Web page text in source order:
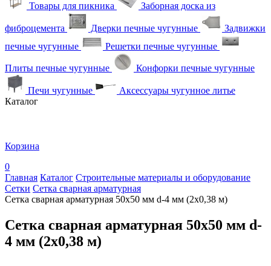
Товары для пикника
Заборная доска из
фиброцемента Дверки печные чугунные
Задвижки
печные чугунные
Решетки печные чугунные
Плиты печные чугунные Конфорки печные чугунные
Печи чугунные
Аксессуары чугунное литье
Каталог
Корзина
0
Главная Каталог Строительные материалы и оборудование
Сетки Сетка сварная арматурная
Сетка сварная арматурная 50х50 мм d-4 мм (2х0,38 м)
Сетка сварная арматурная 50х50 мм d-
4 мм (2х0,38 м)